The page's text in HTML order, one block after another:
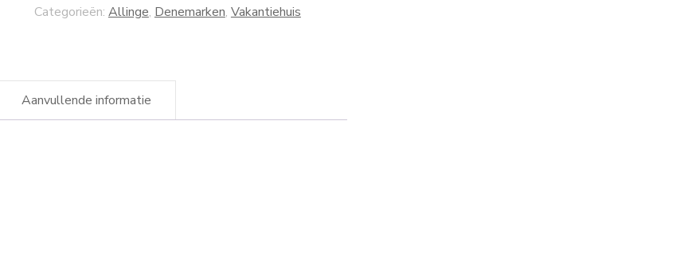
Categorieën: Allinge, Denemarken, Vakantiehuis
Aanvullende informatie